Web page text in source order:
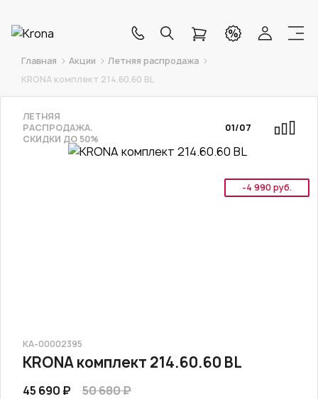
Главная Акции
Летняя распродажа
KRONA комплект 214.60.60 BL
-4 990 руб.
ЛЕТНЯЯ
РАСПРОДАЖА.
СКИДКИ ДО 50%
01/07
КА-00002395
KRONA комплект 214.60.60 BL
50 680 ₽
45 690 ₽